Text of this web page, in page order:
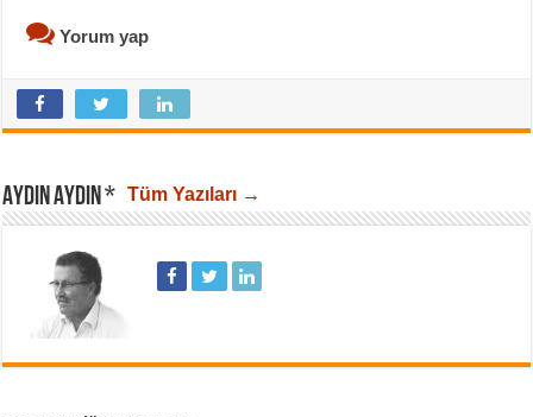
Yorum yap
AYDIN AYDIN * Tüm Yazıları →